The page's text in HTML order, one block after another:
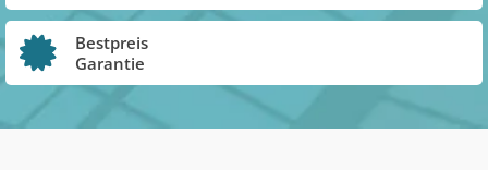
Bestpreis
Garantie